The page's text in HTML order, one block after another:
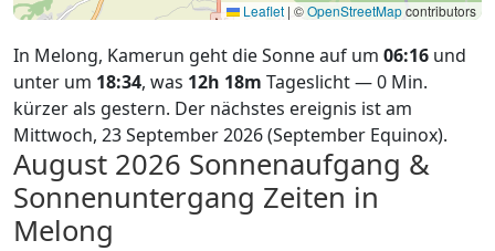
Leaflet | ©OpenStreetMapcontributors
In Melong, Kamerun geht die Sonne auf um 06:16 und
unter um 18:34, was 12h 18m Tageslicht — 0 Min.
kürzer als gestern. Der nächstes ereignis ist am
Mittwoch, 23 September 2026 (September Equinox).
August 2026 Sonnenaufgang &
Sonnenuntergang Zeiten in
Melong